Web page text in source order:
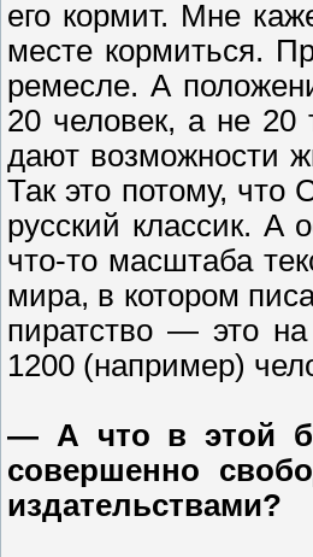
его кормит. Мне
месте кормиться.
ремесле. А
20 человек, а не
дают возможности
Так это потому,
русский классик. А
что-то масштаба
мира, в котором
пиратство — это
1200 (например)
— А что в этой
совершенно
издательствами?